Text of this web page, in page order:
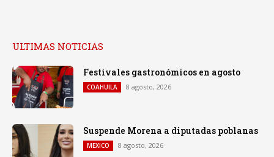
ULTIMAS NOTICIAS
Festivales gastronómicos en agosto
COAHUILA 8 agosto, 2026
Suspende Morena a diputadas poblanas
MEXICO 8 agosto, 2026